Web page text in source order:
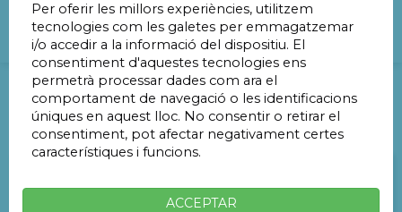
Distància
Pàrquings en Barcelona
Pàrquings a menys de 1 Km
Carrer de Balmes 89
Per oferir les millors experiències, utilitzem
tecnologies com les galetes per emmagatzemar
i/o accedir a la informació del dispositiu. El
consentiment d'aquestes tecnologies ens
permetrà processar dades com ara el
comportament de navegació o les identificacions
úniques en aquest lloc. No consentir o retirar el
consentiment, pot afectar negativament certes
característiques i funcions.
ACCEPTAR